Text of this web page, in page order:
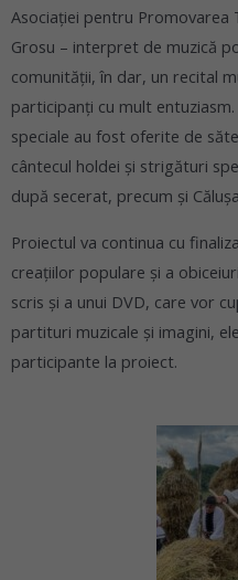
Asociației pentru Promovarea
Grosu – interpret de muzică
comunității, în dar, un recital
participanți cu mult
speciale au fost oferite de
cântecul holdei și strigături
după secerat, precum și
Proiectul va continua cu
creațiilor populare și a
scris și a unui DVD, care vor
partituri muzicale și imagini,
participante la proiect.